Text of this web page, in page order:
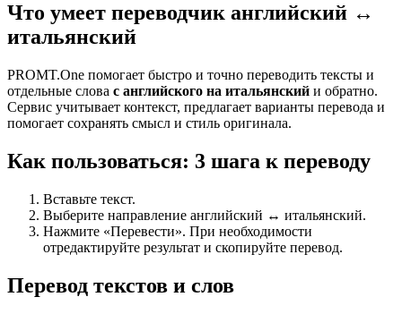
Что умеет переводчик английский ↔
итальянский
PROMT.One помогает быстро и точно переводить тексты и
отдельные слова с английского на итальянский и обратно.
Сервис учитывает контекст, предлагает варианты перевода и
помогает сохранять смысл и стиль оригинала.
Как пользоваться: 3 шага к переводу
Вставьте текст.
Выберите направление английский ↔ итальянский.
Нажмите «Перевести». При необходимости
отредактируйте результат и скопируйте перевод.
Перевод текстов и слов